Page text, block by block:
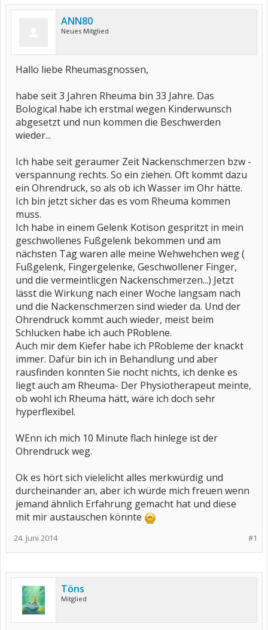
ANN80
Neues Mitglied
Hallo liebe Rheumasgnossen,
habe seit 3 Jahren Rheuma bin 33 Jahre. Das
Bological habe ich erstmal wegen Kinderwunsch
abgesetzt und nun kommen die Beschwerden
wieder...
Ich habe seit geraumer Zeit Nackenschmerzen bzw -
verspannung rechts. So ein ziehen. Oft kommt dazu
ein Ohrendruck, so als ob ich Wasser im Ohr hätte.
Ich bin jetzt sicher das es vom Rheuma kommen
muss.
Ich habe in einem Gelenk Kotison gespritzt in mein
geschwollenes Fußgelenk bekommen und am
nächsten Tag waren alle meine Wehwehchen weg (
Fußgelenk, Fingergelenke, Geschwollener Finger,
und die vermeintlicgen Nackenschmerzen...) Jetzt
lässt die Wirkung nach einer Woche langsam nach
und die Nackenschmerzen sind wieder da. Und der
Ohrendruck kommt auch wieder, meist beim
Schlucken habe ich auch PRoblene.
Auch mir dem Kiefer habe ich PRobleme der knackt
immer. Dafür bin ich in Behandlung und aber
rausfinden konnten Sie nocht nichts, ich denke es
liegt auch am Rheuma- Der Physiotherapeut meinte,
ob wohl ich Rheuma hätt, wäre ich doch sehr
hyperflexibel.
WEnn ich mich 10 Minute flach hinlege ist der
Ohrendruck weg.
Ok es hört sich vielelicht alles merkwürdig und
durcheinander an, aber ich würde mich freuen wenn
jemand ähnlich Erfahrung gemacht hat und diese
mit mir austauschen könnte
#1
24. Juni 2014
Töns
Mitglied